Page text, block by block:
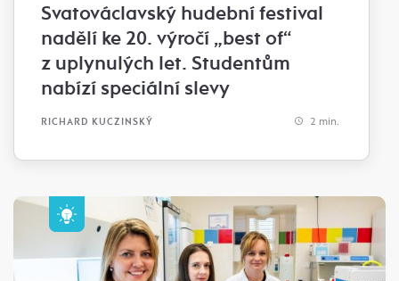
Svatováclavský hudební festival
nadělí ke 20. výročí „best of“
z uplynulých let. Studentům
nabízí speciální slevy
RICHARD KUCZINSKÝ 2 min.